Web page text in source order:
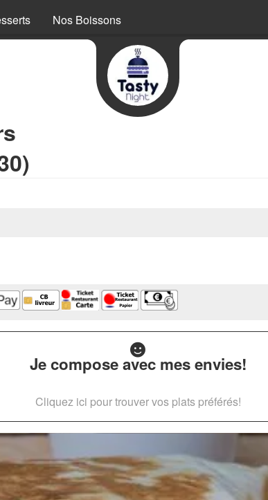
Nos Boissons
Je compose avec mes envies!
Cliquez ici pour trouver vos plats préférés!